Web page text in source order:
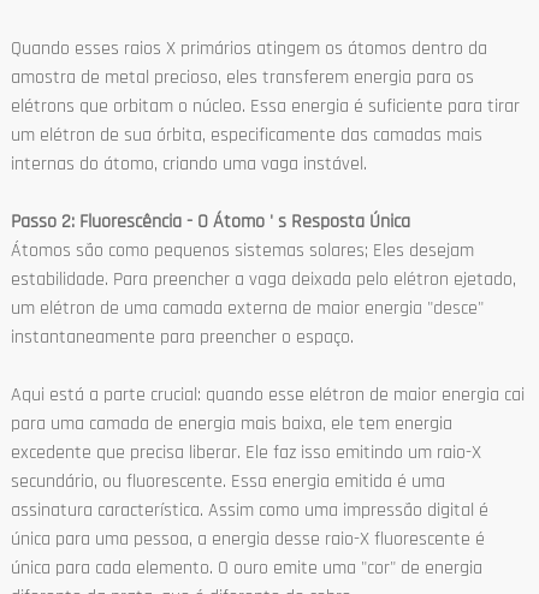
Quando esses raios X primários atingem os átomos dentro da
amostra de metal precioso, eles transferem energia para os
elétrons que orbitam o núcleo. Essa energia é suficiente para tirar
um elétron de sua órbita, especificamente das camadas mais
internas do átomo, criando uma vaga instável.
Passo 2: Fluorescência - O Átomo ' s Resposta Única
Átomos são como pequenos sistemas solares; Eles desejam
estabilidade. Para preencher a vaga deixada pelo elétron ejetado,
um elétron de uma camada externa de maior energia "desce"
instantaneamente para preencher o espaço.
Aqui está a parte crucial: quando esse elétron de maior energia cai
para uma camada de energia mais baixa, ele tem energia
excedente que precisa liberar. Ele faz isso emitindo um raio-X
secundário, ou fluorescente. Essa energia emitida é uma
assinatura característica. Assim como uma impressão digital é
única para uma pessoa, a energia desse raio-X fluorescente é
única para cada elemento. O ouro emite uma "cor" de energia